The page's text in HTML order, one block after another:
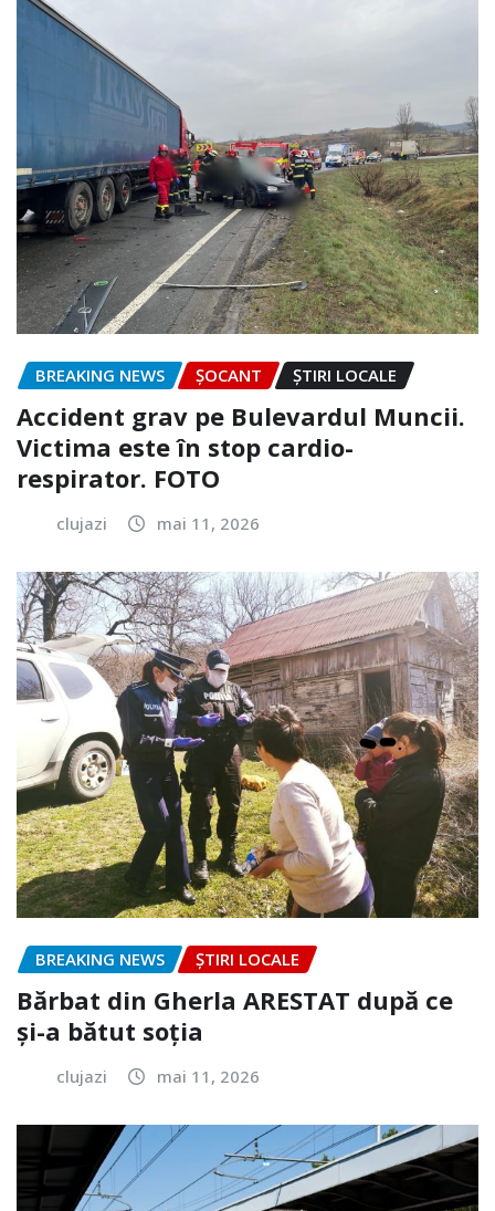
BREAKING NEWS ȘOCANT ȘTIRI LOCALE
Accident grav pe Bulevardul Muncii.
Victima este în stop cardio-
respirator. FOTO
clujazi mai 11, 2026
BREAKING NEWS ȘTIRI LOCALE
Bărbat din Gherla ARESTAT după ce
și-a bătut soția
clujazi mai 11, 2026